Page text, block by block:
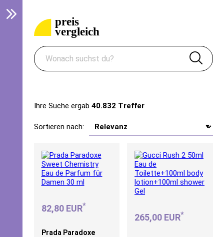
Ihre Suche ergab 40.832 Treffer
Sortieren nach:
82,80 EUR*
Prada Paradoxe
265,00 EUR*